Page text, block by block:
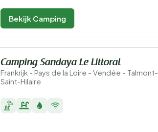
Bekijk Camping
Camping Sandaya Le Littoral
Frankrijk - Pays de la Loire - Vendée - Talmont-
Saint-Hilaire